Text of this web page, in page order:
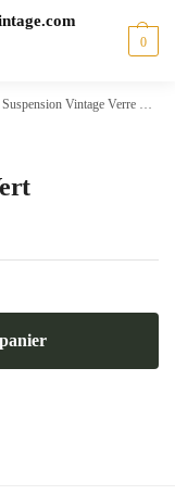
0
Suspension Vintage Verre Vert